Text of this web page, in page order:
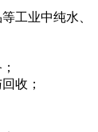
工业中纯水、
收；